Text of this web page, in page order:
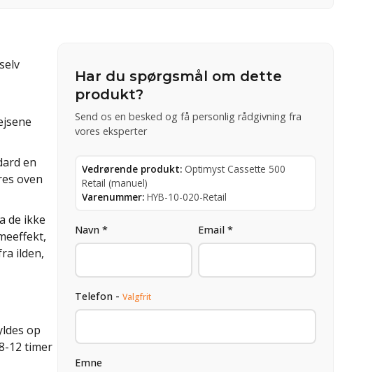
en
oven
de ikke
ilden,
op
12 timer
Har du spørgsmål om dette
produkt?
Send os en besked og få personlig rådgivning fra
vores eksperter
Vedrørende produkt: Optimyst Cassette 500
Retail (manuel)
Varenummer: HYB-10-020-Retail
Navn * Email *
Telefon - Valgfrit
Emne